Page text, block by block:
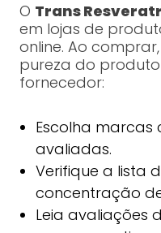
O Trans
em lojas de
online. Ao
pureza do
fornecedor:
Escolha marcas
avaliadas.
Verifique a lista
concentração
Leia avaliações